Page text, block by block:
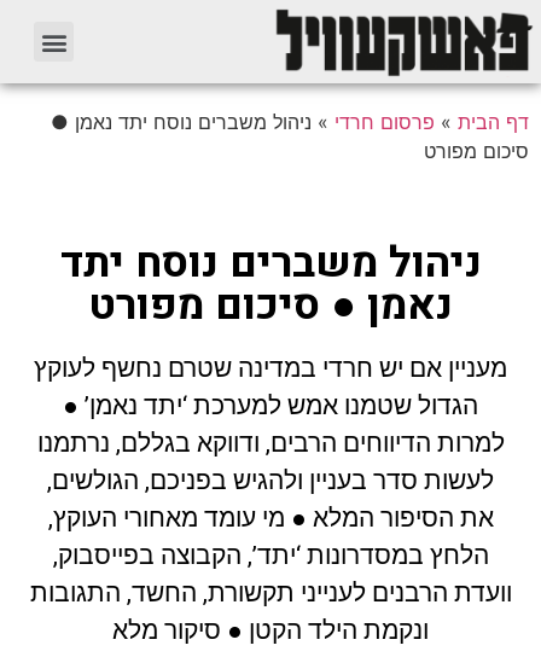
דף הבית » פרסום חרדי » ניהול משברים נוסח יתד נאמן ●
סיכום מפורט
ניהול משברים נוסח יתד
נאמן ● סיכום מפורט
מעניין אם יש חרדי במדינה שטרם נחשף לעוקץ
הגדול שטמנו אמש למערכת ‘יתד נאמן’ ●
למרות הדיווחים הרבים, ודווקא בגללם, נרתמנו
לעשות סדר בעניין ולהגיש בפניכם, הגולשים,
את הסיפור המלא ● מי עומד מאחורי העוקץ,
הלחץ במסדרונות ‘יתד’, הקבוצה בפייסבוק,
וועדת הרבנים לענייני תקשורת, החשד, התגובות
ונקמת הילד הקטן ● סיקור מלא